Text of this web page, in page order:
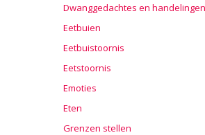
Dwanggedachtes en handelingen
Eetbuien
Eetbuistoornis
Eetstoornis
Emoties
Eten
Grenzen stellen